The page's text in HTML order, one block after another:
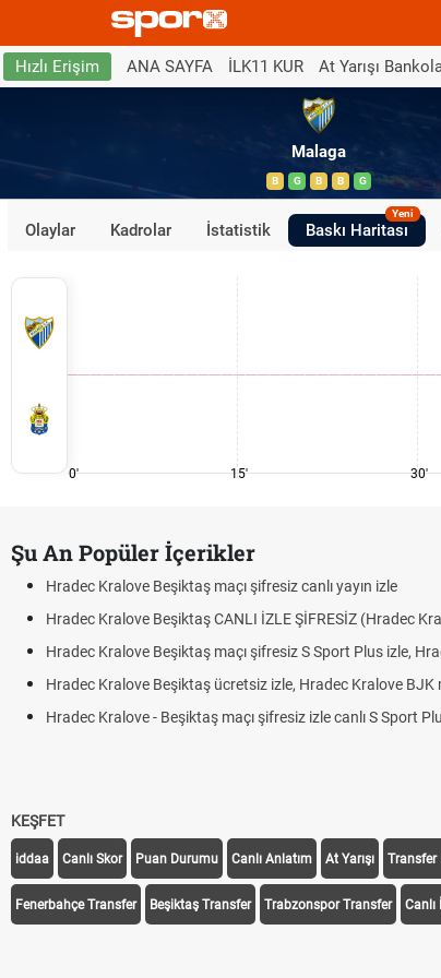
Hızlı Erişim ANA SAYFA İLK11 KUR At Yarışı
Malaga
B G B B G
Olaylar Kadrolar İstatistik Baskı Haritası
Yeni
0' 15' 30'
Şu An Popüler İçerikler
Hradec Kralove Beşiktaş maçı şifresiz canlı yayın izle
Hradec Kralove Beşiktaş CANLI İZLE ŞİFRESİZ (Hradec
Hradec Kralove Beşiktaş maçı şifresiz S Sport Plus izle,
Hradec Kralove Beşiktaş ücretsiz izle, Hradec Kralove BJK
Hradec Kralove - Beşiktaş maçı şifresiz izle canlı S Sport
KEŞFET
iddaa Canlı Skor Puan Durumu Canlı Anlatım At Yarışı Transfer
Fenerbahçe Transfer Beşiktaş Transfer Trabzonspor Transfer Canlı